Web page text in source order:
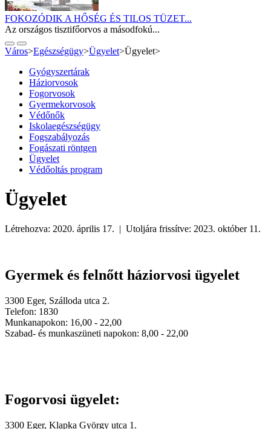
FOKOZÓDIK A HŐSÉG ÉS TILOS TÜZET...
Az országos tisztifőorvos a másodfokú...
Város>Egészségügy>Ügyelet>Ügyelet>
Gyógyszertárak
Háziorvosok
Fogorvosok
Gyermekorvosok
Védőnők
Iskolaegészségügy
Fogszabályozás
Fogászati röntgen
Ügyelet
Védőoltás program
Ügyelet
Létrehozva: 2020. április 17. | Utoljára frissítve: 2023. október 11.
Gyermek és felnőtt háziorvosi ügyelet
3300 Eger, Szálloda utca 2.
Telefon: 1830
Munkanapokon: 16,00 - 22,00
Szabad- és munkaszüneti napokon: 8,00 - 22,00
Fogorvosi ügyelet:
3300 Eger, Klapka György utca 1.